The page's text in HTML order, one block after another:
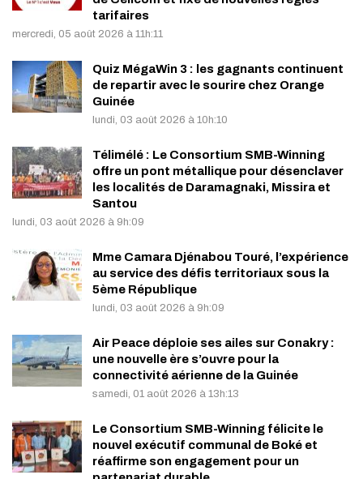
tarifaires
mercredi, 05 août 2026 à 11h:11
Quiz MégaWin 3 : les gagnants continuent
de repartir avec le sourire chez Orange
Guinée
lundi, 03 août 2026 à 10h:10
Télimélé : Le Consortium SMB-Winning
offre un pont métallique pour désenclaver
les localités de Daramagnaki, Missira et
Santou
lundi, 03 août 2026 à 9h:09
Mme Camara Djénabou Touré, l’expérience
au service des défis territoriaux sous la
5ème République
lundi, 03 août 2026 à 9h:09
Air Peace déploie ses ailes sur Conakry :
une nouvelle ère s’ouvre pour la
connectivité aérienne de la Guinée
samedi, 01 août 2026 à 13h:13
Le Consortium SMB-Winning félicite le
nouvel exécutif communal de Boké et
réaffirme son engagement pour un